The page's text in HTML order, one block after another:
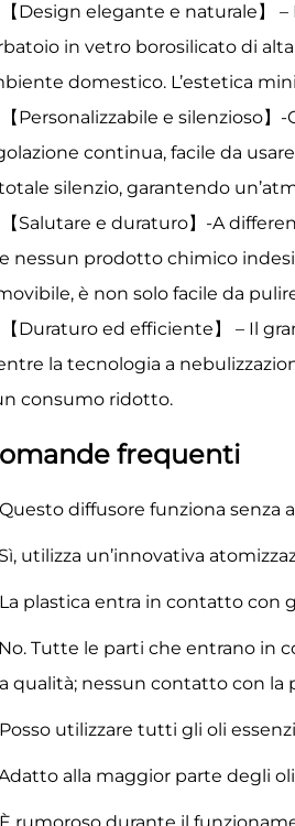
【Design elegante e naturale】
in vetro borosilicato di
domestico. L’estetica
【Personalizzabile e silenzioso
continua, facile da
silenzio, garantendo
【Salutare e duraturo】-A
nessun prodotto chimico
è non solo facile da
【Duraturo ed efficiente】 – Il
la tecnologia a
consumo ridotto.
frequenti
diffusore funziona senza
utilizza un’innovativa
plastica entra in contatto con
Tutte le parti che entrano in
qualità; nessun contatto con la
utilizzare tutti gli oli
alla maggior parte degli